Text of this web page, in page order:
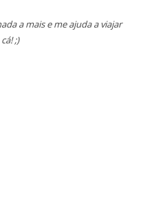
a mais e me ajuda a viajar
;)